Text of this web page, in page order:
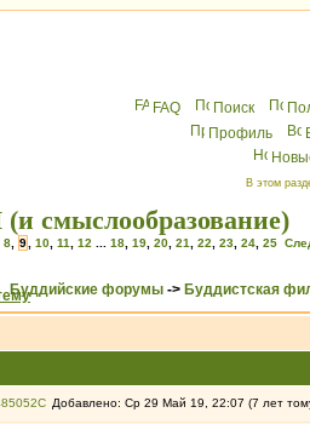
FAQ Поиск
Профиль
В этом
смыслообразование)
8 9 10 11 12 18 19 20 21 22 23 24 25
Буддийские форумы -> Буддистская
Добавлено: Ср 29 Май 19, 22:07 (7 лет